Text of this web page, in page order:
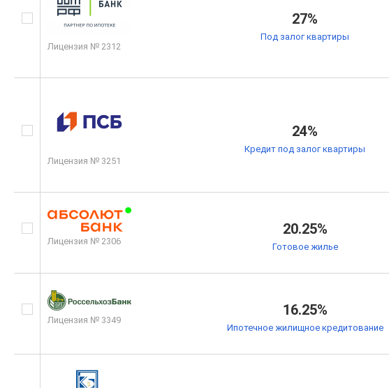
Лицензия № 2312
27%
Под залог квартиры
Лицензия № 3251
24%
Кредит под залог квартиры
Лицензия № 2306
20.25%
Готовое жилье
Лицензия № 3349
16.25%
Ипотечное жилищное кредитование